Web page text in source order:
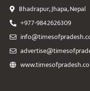
Bhadrapur, Jhapa, Nepal
+977-9842626309